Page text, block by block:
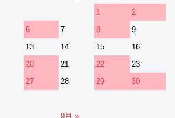
1
2
6 7 8
9
13 14 15
16
20 21 22
23
27 28 29
30
9月 »